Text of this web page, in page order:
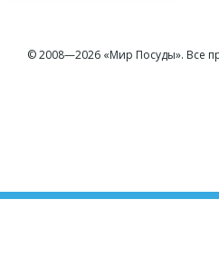
© 2008—2026 «Мир Посуды». Все